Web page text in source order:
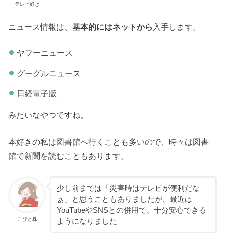
テレビ好き
ニュース情報は、基本的にはネットから 入手します。
ヤフーニュース
グーグルニュース
日経電子版
みたいなやつですね。
本好きの私は図書館へ行くことも多いので、時々は図書
館で新聞を読むこともあります。
こびと株
少し前までは「災害時はテレビが便利だな
ぁ」と思うこともありましたが、最近は
YouTubeやSNSとの併用で、十分安心できる
ようになりました